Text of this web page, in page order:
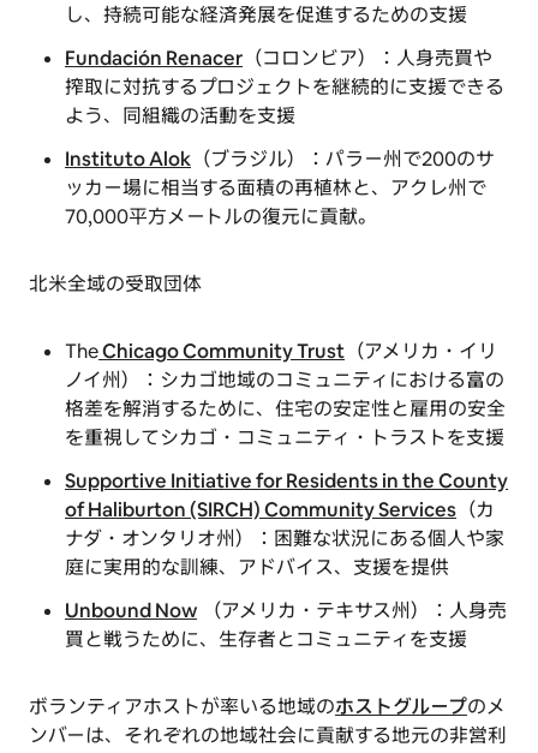
し、持続可能な経済発展を促進するための支援
Fundación Renacer （コロンビア）：人身売買や
搾取に対抗するプロジェクトを継続的に支援できる
よう、同組織の活動を支援
Instituto Alok （ブラジル）：パラー州で200のサ
ッカー場に相当する面積の再植林と、アクレ州で
70,000平方メートルの復元に貢献。
北米全域の受取団体
TheChicago Community Trust （アメリカ・イリ
ノイ州）：シカゴ地域のコミュニティにおける富の
格差を解消するために、住宅の安定性と雇用の安全
を重視してシカゴ・コミュニティ・トラストを支援
Supportive Initiative for Residents in the County
of Haliburton (SIRCH) Community Services （カ
ナダ・オンタリオ州）：困難な状況にある個人や家
庭に実用的な訓練、アドバイス、支援を提供
Unbound Now （アメリカ・テキサス州）：人身売
買と戦うために、生存者とコミュニティを支援
ボランティアホストが率いる地域のホストグループのメ
ンバーは、それぞれの地域社会に貢献する地元の非営利